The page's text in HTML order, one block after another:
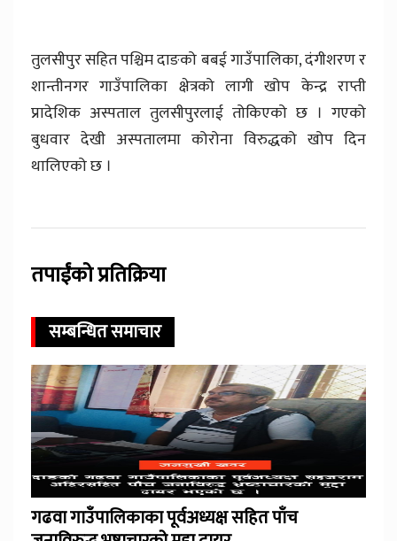
तुलसीपुर सहित पश्चिम दाङको बबई गाउँपालिका, दंगीशरण र
शान्तीनगर गाउँपालिका क्षेत्रको लागी खोप केन्द्र राप्ती
प्रादेशिक अस्पताल तुलसीपुरलाई तोकिएको छ । गएको
बुधवार देखी अस्पतालमा कोरोना विरुद्धको खोप दिन
थालिएको छ ।
तपाईंको प्रतिक्रिया
सम्बन्धित समाचार
गढवा गाउँपालिकाका पूर्वअध्यक्ष सहित पाँच